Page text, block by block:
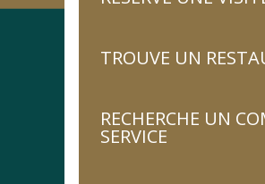
TROUVE UN
RECHERCHE UN
SERVICE